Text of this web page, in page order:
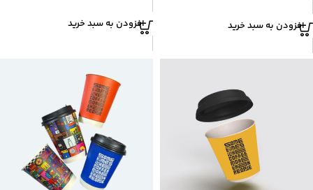
افزودن به سبد خرید افزودن به سبد خرید